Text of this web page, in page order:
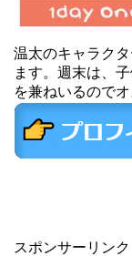
温太のキャラク
ます。週末は、
を兼ねいるので
スポンサーリンク